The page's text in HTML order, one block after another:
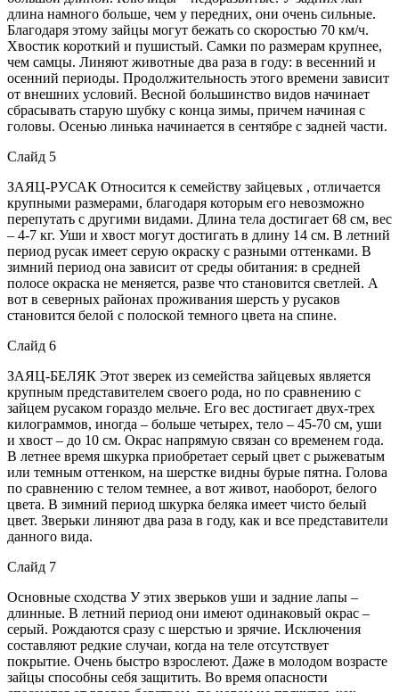
длина намного больше, чем у передних, они очень сильные.
Благодаря этому зайцы могут бежать со скоростью 70 км/ч.
Хвостик короткий и пушистый. Самки по размерам крупнее,
чем самцы. Линяют животные два раза в году: в весенний и
осенний периоды. Продолжительность этого времени зависит
от внешних условий. Весной большинство видов начинает
сбрасывать старую шубку с конца зимы, причем начиная с
головы. Осенью линька начинается в сентябре с задней части.
Слайд 5
ЗАЯЦ-РУСАК Относится к семейству зайцевых , отличается
крупными размерами, благодаря которым его невозможно
перепутать с другими видами. Длина тела достигает 68 см, вес
– 4-7 кг. Уши и хвост могут достигать в длину 14 см. В летний
период русак имеет серую окраску с разными оттенками. В
зимний период она зависит от среды обитания: в средней
полосе окраска не меняется, разве что становится светлей. А
вот в северных районах проживания шерсть у русаков
становится белой с полоской темного цвета на спине.
Слайд 6
ЗАЯЦ-БЕЛЯК Этот зверек из семейства зайцевых является
крупным представителем своего рода, но по сравнению с
зайцем русаком гораздо мельче. Его вес достигает двух-трех
килограммов, иногда – больше четырех, тело – 45-70 см, уши
и хвост – до 10 см. Окрас напрямую связан со временем года.
В летнее время шкурка приобретает серый цвет с рыжеватым
или темным оттенком, на шерстке видны бурые пятна. Голова
по сравнению с телом темнее, а вот живот, наоборот, белого
цвета. В зимний период шкурка беляка имеет чисто белый
цвет. Зверьки линяют два раза в году, как и все представители
данного вида.
Слайд 7
Основные сходства У этих зверьков уши и задние лапы –
длинные. В летний период они имеют одинаковый окрас –
серый. Рождаются сразу с шерстью и зрячие. Исключения
составляют редкие случаи, когда на теле отсутствует
покрытие. Очень быстро взрослеют. Даже в молодом возрасте
зайцы способны себя защитить. Во время опасности